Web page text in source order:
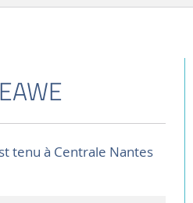
tenu à Centrale Nantes